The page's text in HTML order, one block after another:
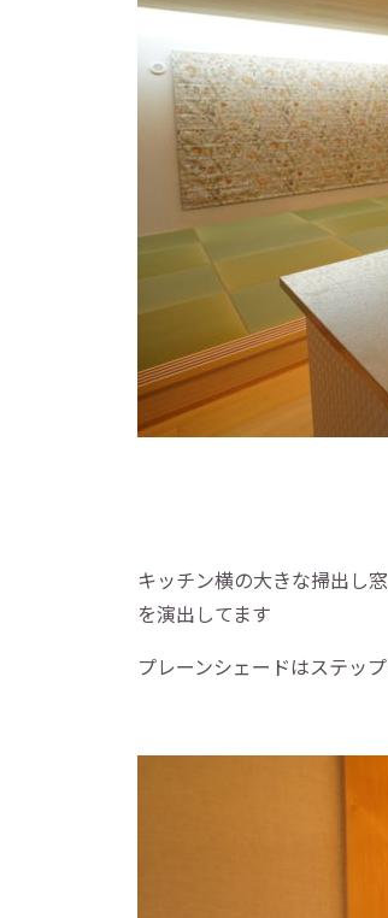
キッチン横の大きな掃出し
を演出してます
プレーンシェードはステッ